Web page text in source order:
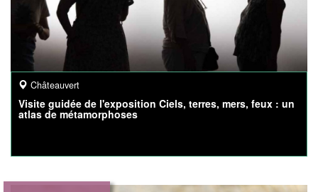
Châteauvert
Visite guidée de l'exposition Ciels, terres, mers, feux : un
atlas de métamorphoses